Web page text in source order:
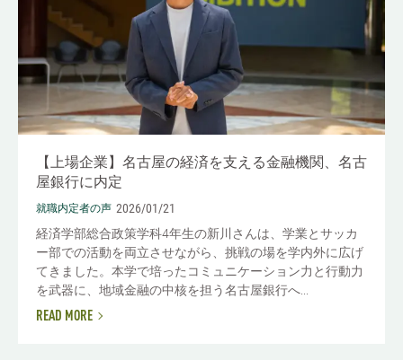
【上場企業】名古屋の経済を支える金融機関、名古
屋銀行に内定
就職内定者の声 2026/01/21
経済学部総合政策学科4年生の新川さんは、学業とサッカ
ー部での活動を両立させながら、挑戦の場を学内外に広げ
てきました。本学で培ったコミュニケーション力と行動力
を武器に、地域金融の中核を担う名古屋銀行へ...
READ MORE